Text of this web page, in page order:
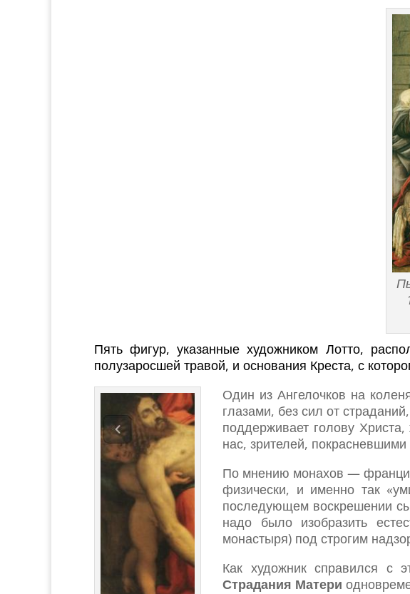
Пять фигур, указанные художником Лотто,
полузаросшей травой, и основания Креста, с
Один из Ангелочков на
глазами, без сил от
поддерживает голову
нас, зрителей,
По мнению монахов —
физически, и именно так
последующем воскрешении
надо было изобразить
монастыря) под строгим
Как художник справился с
Страдания Матери